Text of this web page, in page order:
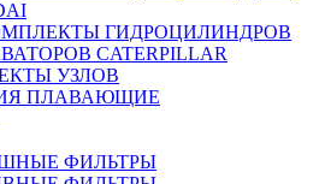
ГИДРОЦИЛИНДРОВ
CATERPILLAR
УЗЛОВ
ПЛАВАЮЩИЕ
ФИЛЬТРЫ